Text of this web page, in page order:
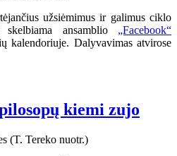
užsiėmimus ir galimus ciklo
skelbiama ansamblio „Facebook“
kalendoriuje. Dalyvavimas atvirose
kiemi zujo